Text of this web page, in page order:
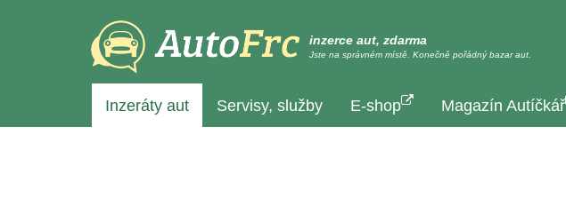
inzerce aut, zdarma
Jste na správném místě. Konečně pořádný bazar aut.
Inzeráty aut Servisy, služby E-shop Magazín Autíčkář